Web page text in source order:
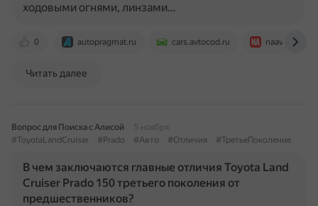
0 autopragmat.ru cars.avtocod.ru
ходовыми огнями, линзами…
Читать далее
Вопрос для Поиска с Алисой
5 ноября
#ToyotaLandCruiser
#Prado #Авто #Отличия #ТретьеПоколение
В чем заключаются главные отличия Toyota Land
Cruiser Prado 150 третьего поколения от
предшественников?